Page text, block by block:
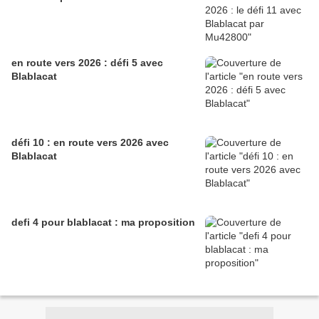
en route vers 2026 : défi 5 avec
Blablacat
défi 10 : en route vers 2026 avec
Blablacat
defi 4 pour blablacat : ma proposition